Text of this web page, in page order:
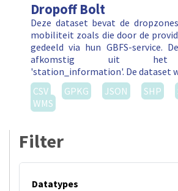
Dropoff Bolt
Deze dataset bevat de
mobiliteit zoals die door de
gedeeld via hun GBFS-service.
afkomstig uit het
'station_information'. De dataset
CSV
GPKG JSON SHP
WMS
Filter
Datatypes